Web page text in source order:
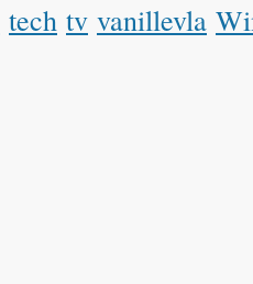
tech tv vanillevla